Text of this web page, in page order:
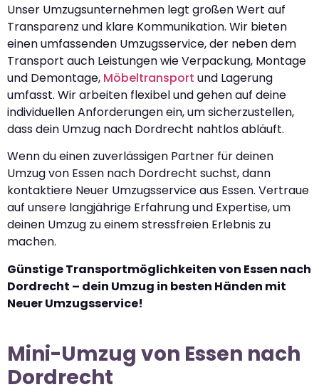
Unser Umzugsunternehmen legt großen Wert auf
Transparenz und klare Kommunikation. Wir bieten
einen umfassenden Umzugsservice, der neben dem
Transport auch Leistungen wie Verpackung, Montage
und Demontage, Möbeltransport und Lagerung
umfasst. Wir arbeiten flexibel und gehen auf deine
individuellen Anforderungen ein, um sicherzustellen,
dass dein Umzug nach Dordrecht nahtlos abläuft.
Wenn du einen zuverlässigen Partner für deinen
Umzug von Essen nach Dordrecht suchst, dann
kontaktiere Neuer Umzugsservice aus Essen. Vertraue
auf unsere langjährige Erfahrung und Expertise, um
deinen Umzug zu einem stressfreien Erlebnis zu
machen.
Günstige Transportmöglichkeiten von Essen nach
Dordrecht – dein Umzug in besten Händen mit
Neuer Umzugsservice!
Mini-Umzug von Essen nach
Dordrecht